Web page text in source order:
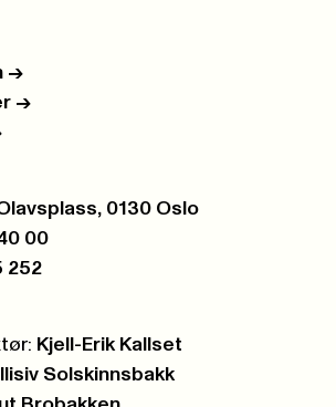
->
->
0130 Oslo
00
252
Kjell-Erik Kallset
Solskinnsbakk